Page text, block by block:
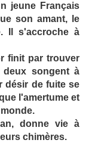
jeune Français
son amant, le
Il s'accroche à
finit par trouver
deux songent à
désir de fuite se
l'amertume et
donne vie à
chimères.